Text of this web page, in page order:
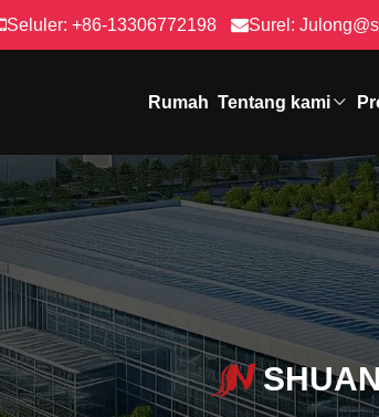
Seluler: +86-13306772198 Surel:
Rumah Tentang kami